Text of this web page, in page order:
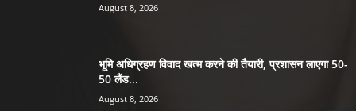
August 8, 2026
भूमि अधिग्रहण विवाद खत्म करने की तैयारी, प्रशासन लाएगा 50-
50 लैंड...
August 8, 2026